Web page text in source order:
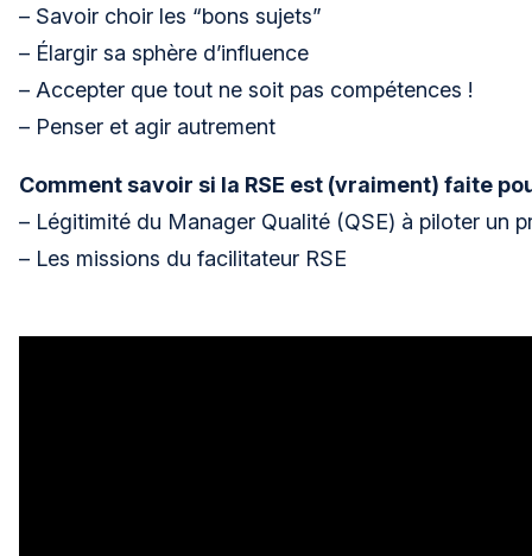
– Savoir choir les “bons sujets”
– Élargir sa sphère d’influence
– Accepter que tout ne soit pas compétences !
– Penser et agir autrement
Comment savoir si la RSE est (vraiment) faite
– Légitimité du Manager Qualité (QSE) à piloter un
– Les missions du facilitateur RSE